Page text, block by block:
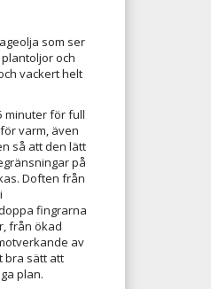
som ser
och
vackert helt
minuter för full
varm, även
så att den lätt
på
Doften från
fingrarna
från ökad
av
bra sätt att
plan.